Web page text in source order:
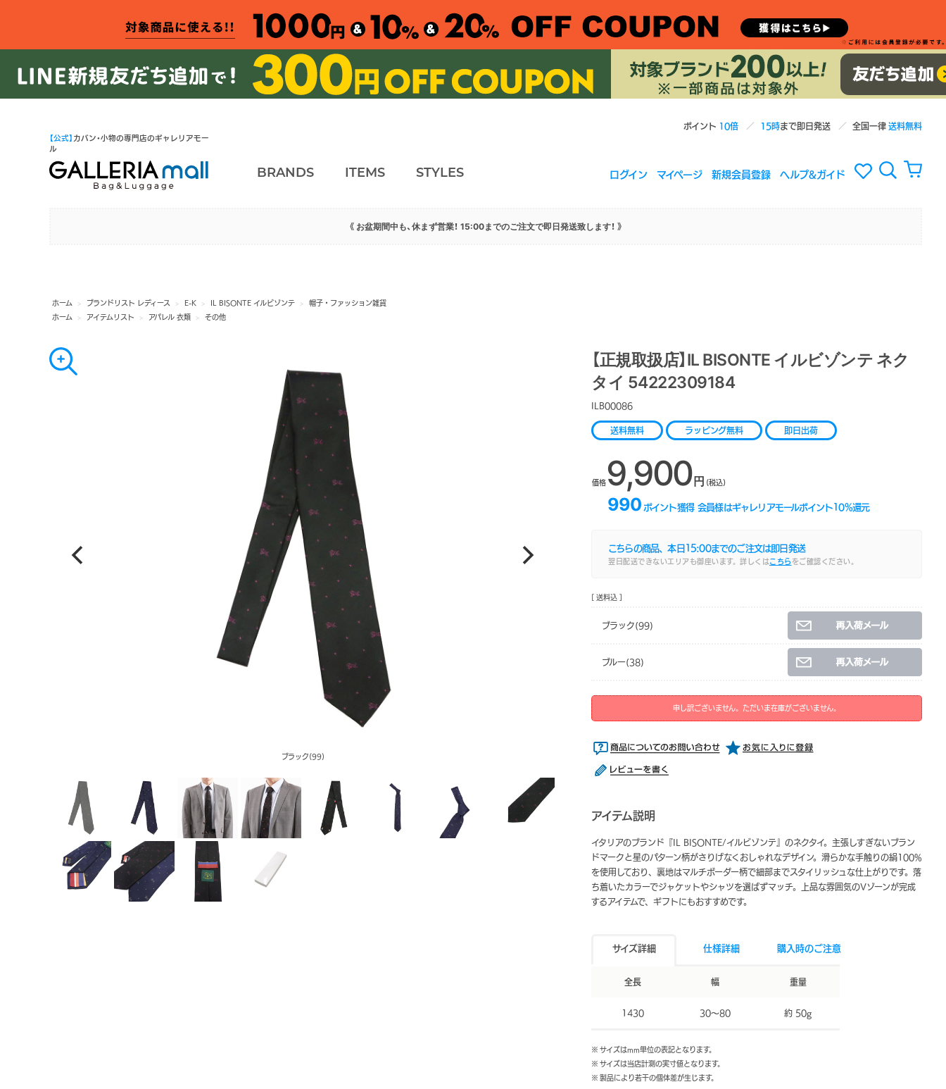
ポイント 10倍 15時まで即日発送 全国一律送料無料
【公式】 カバン・小物の専門店のギャレリアモー
ル
BRANDS ITEMS STYLES ログイン マイページ 新規会員登録 ヘルプ&ガイド
《 お盆期間中も、休まず営業！ 15:00までのご注文で即日発送致します！ 》
ホーム > ブランドリスト レディース > E-K > IL BISONTE イルビゾンテ >
帽子・ファッション雑貨
ホーム
> アイテムリスト > アパレル 衣類 > その他
【正規取扱店】IL BISONTE イルビゾンテ ネク
タイ 54222309184
ILB00086
送料無料 ラッピング無料 即日出荷
価格 9,900円 (税込)
990 ポイント獲得 会員様はギャレリアモールポイント 10%還元
こちらの商品、本日 15:00までのご注文は即日発送
翌日配送できないエリアも御座います。詳しくはこちら をご確認ください。
[ 送料込 ]
ブラック(99)
ブルー(38)
申し訳ございません。ただいま在庫がございません。
アイテム説明
イタリアのブランド『IL BISONTE/イルビゾンテ』のネクタイ。主張しすぎないブラン
ドマークと星のパターン柄がさりげなくおしゃれなデザイン。滑らかな手触りの絹100%
を使用しており、裏地はマルチボーダー柄で細部までスタイリッシュな仕上がりです。落
ち着いたカラーでジャケットやシャツを選ばずマッチ。上品な雰囲気のVゾーンが完成
するアイテムで、ギフトにもおすすめです。
サイズ詳細 仕様詳細 購入時のご注意
全長
1430
幅
30～80
重量
約 50g
※ サイズはmm単位の表記となります。
※ サイズは当店計測の実寸値となります。
※ 製品により若干の個体差が生じます。
ブラック(99)